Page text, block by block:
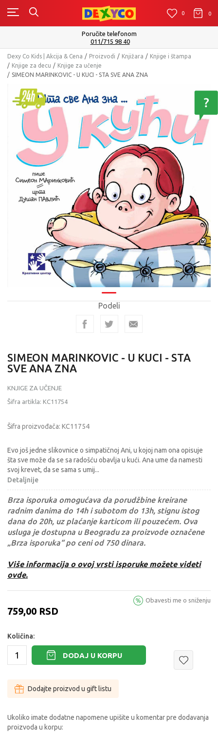
0 0 0
Poručite telefonom
011/715 98 40
Dexy Co Kids | Akcija & Cena Proizvodi Knjižara
Knjige i štampa
Knjige za decu
Knjige za učenje
SIMEON MARINKOVIC - U KUCI - STA SVE ANA ZNA
Podeli
SIMEON MARINKOVIC - U KUCI - STA
SVE ANA ZNA
KNJIGE ZA UČENJE
Šifra artikla: KC11754
Šifra proizvođača: KC11754
Evo još jedne slikovnice o simpatičnoj Ani, u kojoj nam ona opisuje
šta sve može da se sa radošću obavlja u kući. Ana ume da namesti
svoj krevet, da se sama s umij...
Detaljnije
Brza isporuka omogućava da porudžbine kreirane
radnim danima do 14h i subotom do 13h, stignu istog
dana do 20h, uz plaćanje karticom ili pouzećem. Ova
usluga je dostupna u Beogradu za proizvode označene
„Brza isporuka“ po ceni od 750 dinara.
Više informacija o ovoj vrsti isporuke možete videti
ovde.
759,00 RSD
Obavesti me o sniženju
Količina:
DODAJ U KORPU
Dodajte proizvod u gift listu
Ukoliko imate dodatne napomene upišite u komentar pre dodavanja
proizvoda u korpu: